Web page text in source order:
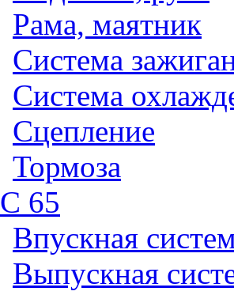
Рама, маятник
Система
Система
Сцепление
Тормоза
65
Впускная
Выпускная